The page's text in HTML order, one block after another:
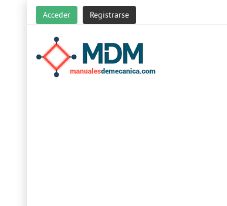
Acceder Registrarse